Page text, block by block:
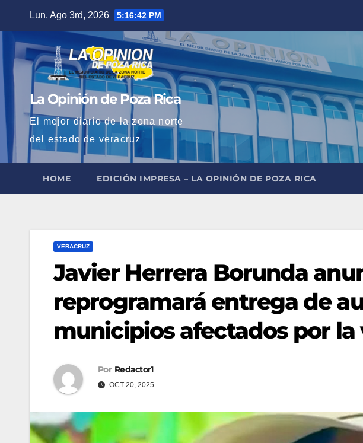
contenido
Lun. Ago 3rd, 2026 5:16:44 PM
La Opinión de Poza Rica
El mejor diario de la zona norte
del estado de veracruz
HOME EDICIÓN IMPRESA – LA OPINIÓN DE POZA RICA
VERACRUZ
Javier Herrera Borunda
reprogramará entrega de
municipios afectados por la
Por Redactor1
OCT 20, 2025